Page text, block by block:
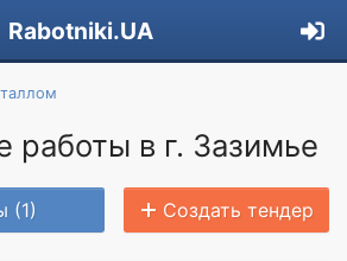
Rabotniki.UA
работы в г. Зазимье
(1) Создать тендер